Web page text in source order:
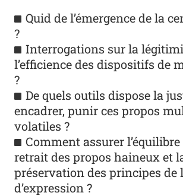
Quid de l’émergence de la
?
Interrogations sur la
l’efficience des dispositifs de
?
De quels outils dispose la
encadrer, punir ces propos
volatiles ?
Comment assurer
retrait des propos haineux et
préservation des principes de
d’expression ?